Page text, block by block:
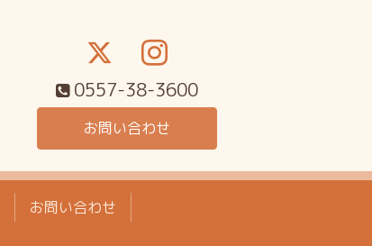
0557-38-3600
お問い合わせ
お問い合わせ